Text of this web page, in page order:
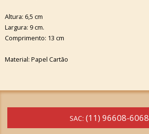
Altura: 6,5 cm
Largura: 9 cm.
Comprimento: 13 cm
Material: Papel Cartão
SAC: (11) 96608-6068